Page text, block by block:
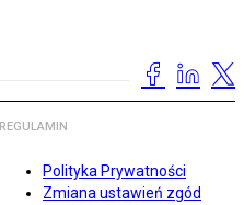
REGULAMIN
Polityka Prywatności
Zmiana ustawień zgód